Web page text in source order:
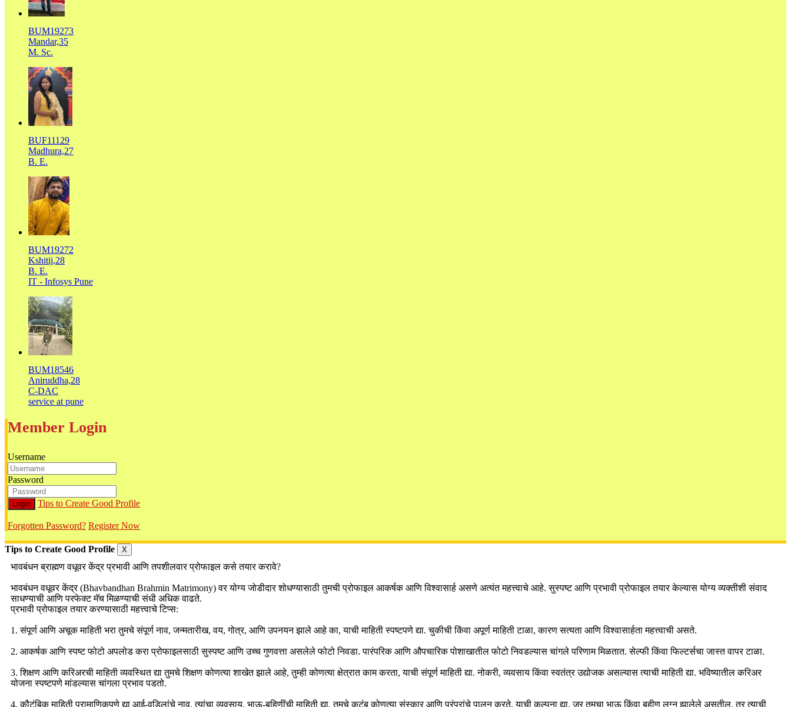
BUM19273
Mandar,35
M. Sc.
BUF11129
Madhura,27
B. E.
BUM19272
Kshitij,28
B. E.
IT - Infosys Pune
BUM18546
Aniruddha,28
C-DAC
service at pune
Member Login
Username
Password
Tips to Create Good Profile
Forgotten Password? Register Now
Tips to Create Good Profile X
भावबंधन ब्राह्मण वधूवर केंद्र प्रभावी आणि तपशीलवार प्रोफाइल कसे तयार करावे?
भावबंधन वधूवर केंद्र (Bhavbandhan Brahmin Matrimony) वर योग्य जोडीदार शोधण्यासाठी तुमची प्रोफाइल आकर्षक आणि विश्वासार्ह असणे अत्यंत महत्त्वाचे आहे. सुस्पष्ट आणि प्रभावी प्रोफाइल तयार केल्यास योग्य व्यक्तीशी संवाद
साधण्याची आणि परफेक्ट मॅच मिळण्याची संधी अधिक वाढते.
प्रभावी प्रोफाइल तयार करण्यासाठी महत्त्वाचे टिप्स:
1. संपूर्ण आणि अचूक माहिती भरा तुमचे संपूर्ण नाव, जन्मतारीख, वय, गोत्र, आणि उपनयन झाले आहे का, याची माहिती स्पष्टपणे द्या. चुकीची किंवा अपूर्ण माहिती टाळा, कारण सत्यता आणि विश्वासार्हता महत्त्वाची असते.
2. आकर्षक आणि स्पष्ट फोटो अपलोड करा प्रोफाइलसाठी सुस्पष्ट आणि उच्च गुणवत्ता असलेले फोटो निवडा. पारंपरिक आणि औपचारिक पोशाखातील फोटो निवडल्यास चांगले परिणाम मिळतात. सेल्फी किंवा फिल्टर्सचा जास्त वापर टाळा.
3. शिक्षण आणि करिअरची माहिती व्यवस्थित द्या तुमचे शिक्षण कोणत्या शाखेत झाले आहे, तुम्ही कोणत्या क्षेत्रात काम करता, याची संपूर्ण माहिती द्या. नोकरी, व्यवसाय किंवा स्वतंत्र उद्योजक असल्यास त्याची माहिती द्या. भविष्यातील करिअर
योजना स्पष्टपणे मांडल्यास चांगला प्रभाव पडतो.
4. कौटुंबिक माहिती प्रामाणिकपणे द्या आई-वडिलांचे नाव, त्यांचा व्यवसाय, भाऊ-बहिणींची माहिती द्या. तुमचे कुटुंब कोणत्या संस्कार आणि परंपरांचे पालन करते, याची कल्पना द्या. जर तुमचा भाऊ किंवा बहीण लग्न झालेले असतील, तर त्याची